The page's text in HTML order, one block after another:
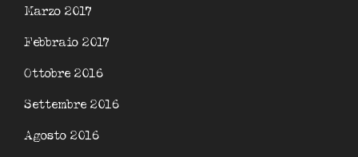
Marzo 2017
Febbraio 2017
Ottobre 2016
Settembre 2016
Agosto 2016